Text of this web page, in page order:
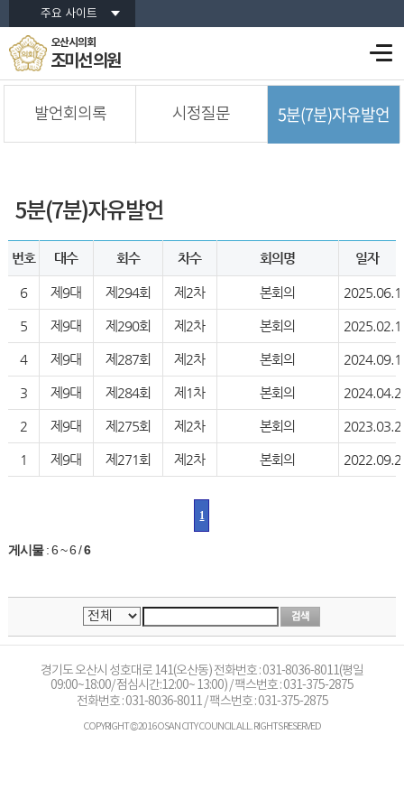
주요 사이트
오산시의회
조미선 의원
발언회의록 시정질문 5분(7분)자유발언
5분(7분)자유발언
번호 대수 회수 차수 회의명 일자
6 제9대 제294회 제2차 본회의
5 제9대 제290회 제2차 본회의
4 제9대 제287회 제2차 본회의
3 제9대 제284회 제1차 본회의
2 제9대 제275회 제2차 본회의
1 제9대 제271회 제2차 본회의
1
게시물: 6 ~ 6/6
경기도 오산시 성호대로 141(오산동) 전화번호 : 031-8036-8011(평일
09:00~18:00/ 점심시간:12:00~ 13:00) / 팩스번호 : 031-375-2875
전화번호 :031-8036-8011/ 팩스번호 : 031-375-2875
COPYRIGHT © 2016 OSAN CITY COUNCIL ALL. RIGHTS RESERVED